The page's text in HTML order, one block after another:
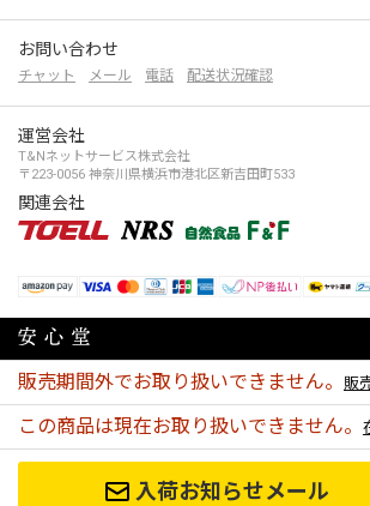
販売期間外でお取り扱いできません。 販
この商品は現在お取り扱いできません。
入荷お知らせメール
お問い合わせ
チャット メール 電話 配送状況確認
運営会社
T&Nネットサービス株式会社
〒223-0056 神奈川県横浜市港北区新吉田町533
関連会社